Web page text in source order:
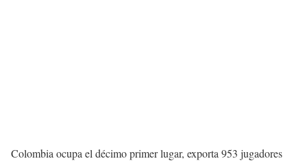
Colombia ocupa el décimo primer lugar, exporta 953 jugadores